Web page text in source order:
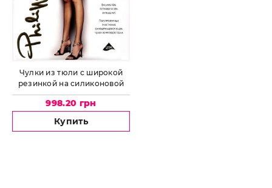
Чулки из тюли с широкой
резинкой на силиконовой
основе PHILIPPE MATIGNON
Vanite bas-jarretiere
998.20 грн
Купить